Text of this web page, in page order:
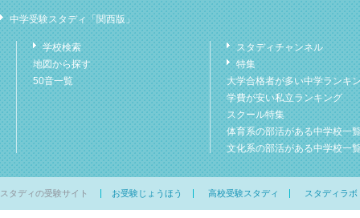
中学受験スタディ「関西版」
学校検索
地図から探す
50音一覧
スタディチャンネル
特集
大学合格者が多い中学ランキ
学費が安い私立ランキング
スクール特集
体育系の部活がある中学校一
文化系の部活がある中学校一
スタディの受験サイト お受験じょうほう 高校受験スタディ スタディラボ